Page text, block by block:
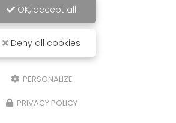
OK, accept all
Deny all cookies
PERSONALIZE
PRIVACY POLICY